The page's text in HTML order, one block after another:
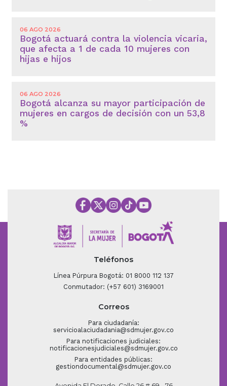
06 AGO 2026
Bogotá actuará contra la violencia vicaria,
que afecta a 1 de cada 10 mujeres con
hijas e hijos
06 AGO 2026
Bogotá alcanza su mayor participación de
mujeres en cargos de decisión con un 53,8
%
Teléfonos
Línea Púrpura Bogotá: 01 8000 112 137
Conmutador: (+57 601) 3169001
Correos
Para ciudadanía:
servicioalaciudadania@sdmujer.gov.co
Para notificaciones judiciales:
notificacionesjudiciales@sdmujer.gov.co
Para entidades públicas:
gestiondocumental@sdmujer.gov.co